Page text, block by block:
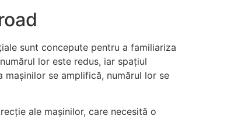
sunt concepute pentru a familiariza
lor este redus, iar spațiul
se amplifică, numărul lor se
ale mașinilor, care necesită o